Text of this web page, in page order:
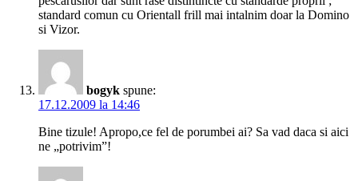
standard comun cu Orientall frill mai intalnim doar la Domino
si Vizor.
bogyk spune:
17.12.2009 la 14:46
Bine tizule! Apropo,ce fel de porumbei ai? Sa vad daca si aici
ne „potrivim”!